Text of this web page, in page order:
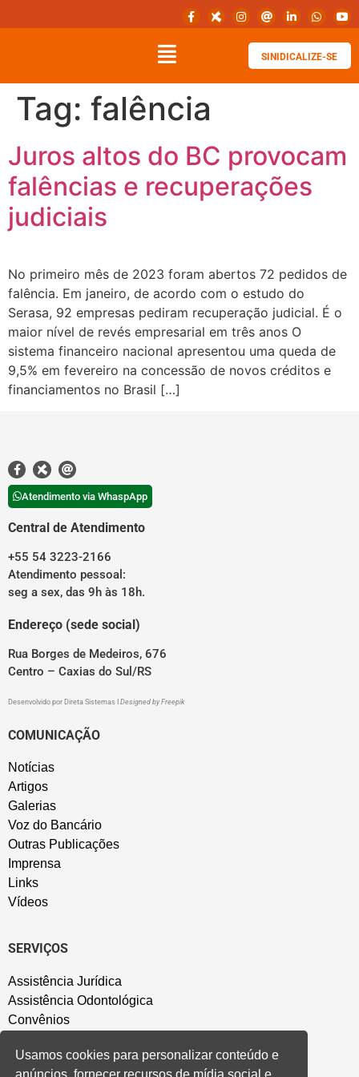
SINIDICALIZE-SE
Tag: falência
Juros altos do BC provocam
falências e recuperações
judiciais
No primeiro mês de 2023 foram abertos 72 pedidos de
falência. Em janeiro, de acordo com o estudo do
Serasa, 92 empresas pediram recuperação judicial. É o
maior nível de revés empresarial em três anos O
sistema financeiro nacional apresentou uma queda de
9,5% em fevereiro na concessão de novos créditos e
financiamentos no Brasil […]
Atendimento via WhaspApp
Central de Atendimento
+55 54 3223-2166
Atendimento pessoal:
seg a sex, das 9h às 18h.
Endereço (sede social)
Rua Borges de Medeiros, 676
Centro – Caxias do Sul/RS
Desenvolvido por Direta Sistemas Designed by Freepik
COMUNICAÇÃO
Notícias
Artigos
Galerias
Voz do Bancário
Outras Publicações
Imprensa
Links
Vídeos
SERVIÇOS
Assistência Jurídica
Assistência Odontológica
Convênios
Salão de Festa
Usamos cookies para personalizar conteúdo e
anúncios, fornecer recursos de mídia social e